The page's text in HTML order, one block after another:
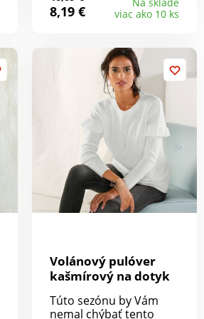
má okrúhly výstrih s
strapčekmi. Vpredu v
ramenách nariasené
vsadky. Dlhé rukávy
zakončené manžetami.
Zaoblený spodný lem a
bočné rozparky.
Materiál 100 % viskóza.
Dĺžka cca 71 cm.
8,19 €
viac ako 10 ks
Volánový pulóver
kašmírový na dotyk
Túto sezónu by Vám
nemal chýbať tento